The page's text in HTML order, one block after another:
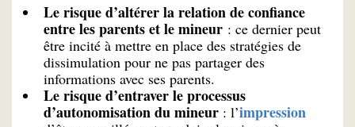
Le risque d’altérer la relation de confiance
entre les parents et le mineur : ce dernier peut
être incité à mettre en place des stratégies de
dissimulation pour ne pas partager des
informations avec ses parents.
Le risque d’entraver le processus
d’autonomisation du mineur : l’impression